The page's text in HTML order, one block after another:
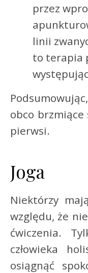
przez
linii
to terapia
obco brzmiące
pierwsi.
Joga
Niektórzy
względu, że
ćwiczenia.
człowieka
osiągnąć